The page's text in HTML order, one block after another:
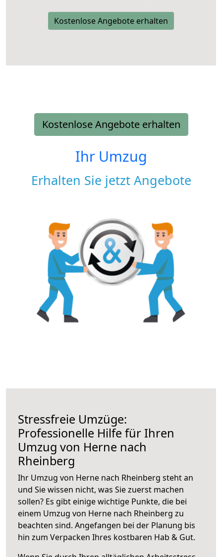
Kostenlose Angebote erhalten
Kostenlose Angebote erhalten
Ihr Umzug
Erhalten Sie jetzt Angebote
Stressfreie Umzüge:
Professionelle Hilfe für Ihren
Umzug von Herne nach
Rheinberg
Ihr Umzug von Herne nach Rheinberg steht an
und Sie wissen nicht, was Sie zuerst machen
sollen? Es gibt einige wichtige Punkte, die bei
einem Umzug von Herne nach Rheinberg zu
beachten sind. Angefangen bei der Planung bis
hin zum Verpacken Ihres kostbaren Hab & Gut.